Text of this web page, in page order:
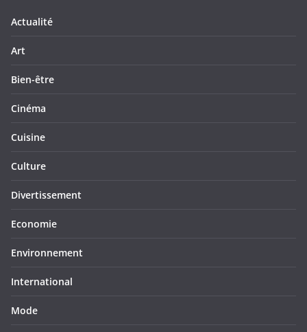
Actualité
Art
Bien-être
Cinéma
Cuisine
Culture
Divertissement
Economie
Environnement
International
Mode